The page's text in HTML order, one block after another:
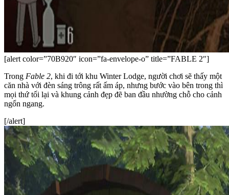
[alert color=”70B920″ icon=”fa-envelope-o” title=”FABLE 2″]
Trong Fable 2, khi đi tới khu Winter Lodge, người chơi sẽ thấy một
căn nhà với đèn sáng trông rất ấm áp, nhưng bước vào bên trong thì
mọi thứ tối lại và khung cảnh đẹp đẽ ban đầu nhường chỗ cho cảnh
ngổn ngang.
[/alert]